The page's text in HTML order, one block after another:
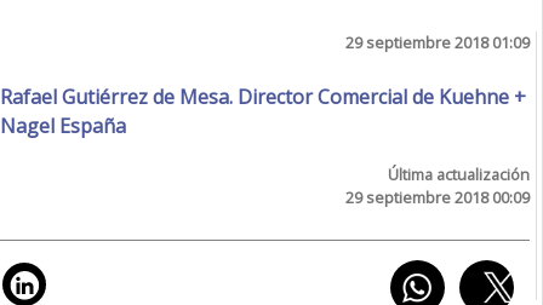
29 septiembre 2018 01:09
Rafael Gutiérrez de Mesa. Director Comercial de Kuehne +
Nagel España
Última actualización
29 septiembre 2018 00:09